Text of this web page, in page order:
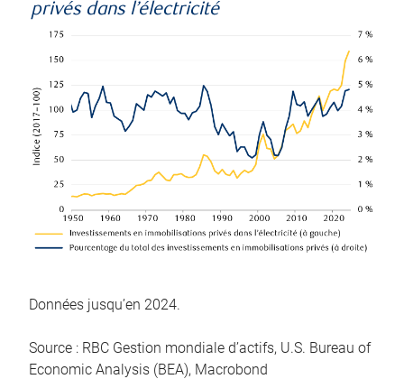
privés dans l’électricité
Données jusqu’en 2024.
Source : RBC Gestion mondiale d’actifs, U.S. Bureau of
Economic Analysis (BEA), Macrobond